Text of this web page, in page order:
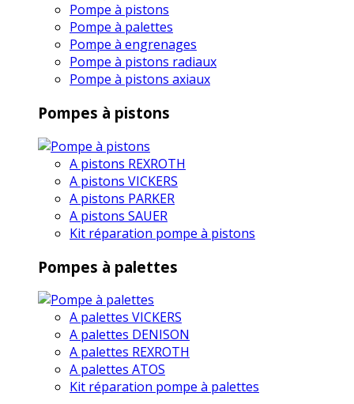
Pompe à pistons
Pompe à palettes
Pompe à engrenages
Pompe à pistons radiaux
Pompe à pistons axiaux
Pompes à pistons
A pistons REXROTH
A pistons VICKERS
A pistons PARKER
A pistons SAUER
Kit réparation pompe à pistons
Pompes à palettes
A palettes VICKERS
A palettes DENISON
A palettes REXROTH
A palettes ATOS
Kit réparation pompe à palettes